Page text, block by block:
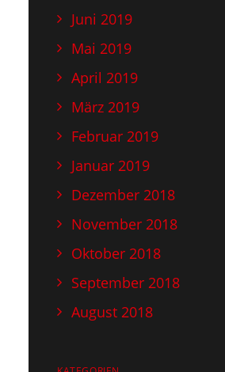
Juni 2019
Mai 2019
April 2019
März 2019
Februar 2019
Januar 2019
Dezember 2018
November 2018
Oktober 2018
September 2018
August 2018